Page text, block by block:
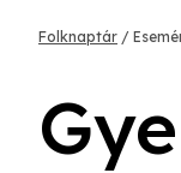
Folknaptár